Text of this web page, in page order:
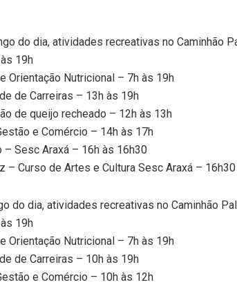
do dia, atividades recreativas no Caminhão
19h
Orientação Nutricional – 7h às 19h
de Carreiras – 13h às 19h
de queijo recheado – 12h às 13h
e Comércio – 14h às 17h
– Sesc Araxá – 16h às 16h30
– Curso de Artes e Cultura Sesc Araxá –
do dia, atividades recreativas no Caminhão
19h
Orientação Nutricional – 7h às 19h
de Carreiras – 10h às 19h
e Comércio – 10h às 12h